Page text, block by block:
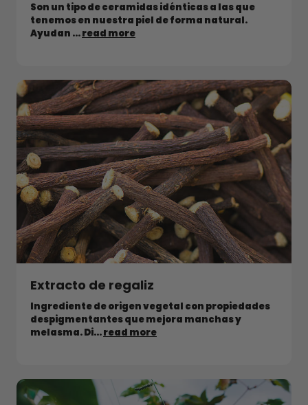
Son un tipo de ceramidas idénticas a las que
tenemos en nuestra piel de forma natural.
Ayudan ...read more
Extracto de regaliz
Ingrediente de origen vegetal con propiedades
despigmentantes que mejora manchas y
melasma. Di...read more